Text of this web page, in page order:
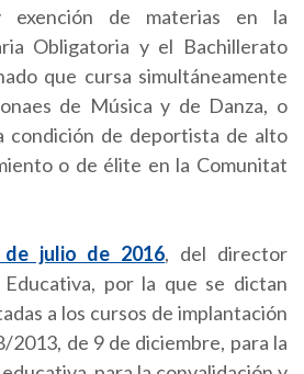
exención de materias en la
Obligatoria y el Bachillerato
que cursa simultáneamente
de Música y de Danza, o
condición de deportista de alto
o de élite en la Comunitat
de julio de 2016, del director
por la que se dictan
a los cursos de implantación
2013, de 9 de diciembre, para la